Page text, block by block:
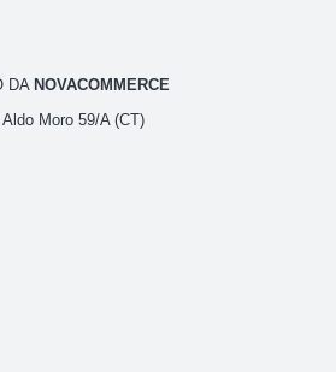
DA NOVACOMMERCE
Moro 59/A (CT)